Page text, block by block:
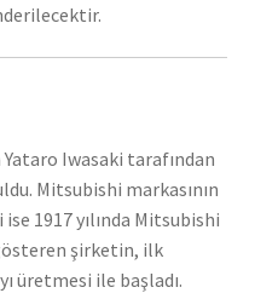
Yataro Iwasaki tarafından
Mitsubishi markasının
1917 yılında Mitsubishi
şirketin, ilk
üretmesi ile başladı.